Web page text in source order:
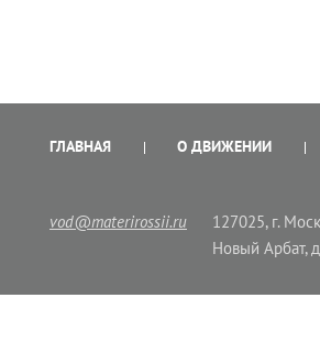
ГЛАВНАЯ О ДВИЖЕНИИ
vod@materirossii.ru
127025, г.
Новый Арбат,